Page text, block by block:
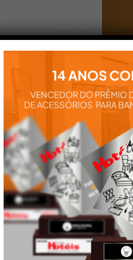
VEJA
TAMBÉM